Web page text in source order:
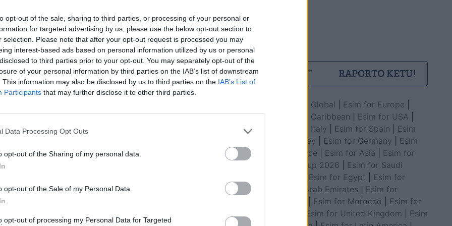
opt-out of the sale, sharing to third parties, or processing of your personal or
for targeted advertising by us, please use the below opt-out section to
selection. Please note that after your opt-out request is processed you may
interest-based ads based on personal information utilized by us or personal
to third parties prior to your opt-out. You may separately opt-out of the
of your personal information by third parties on the IAB’s list of downstream
This information may also be disclosed by us to third parties on the IAB’s List of
Participants that may further disclose it to other third parties.
Data Processing Opt Outs
opt-out of the Sharing of my personal data.
opt-out of the Sale of my Personal Data.
opt-out of processing my Personal Data for Targeted
Jozi Marku “rikthehet” pas
incidentit në BB: Një kalë, një
mesazh dhe një reflektim
schedule 13:36 / 17/05/2025
lajm i mirë nga
Simaku, pas shumë
vëllain dhe nipat
Vjen momenti i Armando Brojës,
schedule 19:57 / 25/11/2024
Esim for Global Esim for Europe
Esim for Caribbean
Esim for USA
Esim for Italy
Esim for Spain
Esim
for Turkey
Esim for Germany
Esim
for Greece
Esim for Asia
Esim for
World Cup 2026
Esim for Saudi
Esim for Egypt
Esim for
United Arab Emirates
Esim for
Esim for Morocco
Esim for
Esim for United Kingdom
Esim